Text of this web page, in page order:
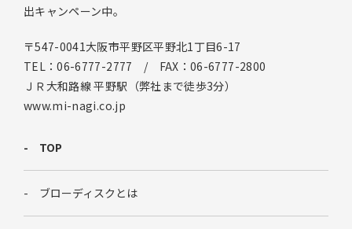
出キャンペーン中。
〒547-0041大阪市平野区平野北1丁目6-17
TEL：06-6777-2777 / FAX：06-6777-2800
ＪＲ大和路線 平野駅（弊社まで徒歩3分）
www.mi-nagi.co.jp
TOP
ブローディスクとは